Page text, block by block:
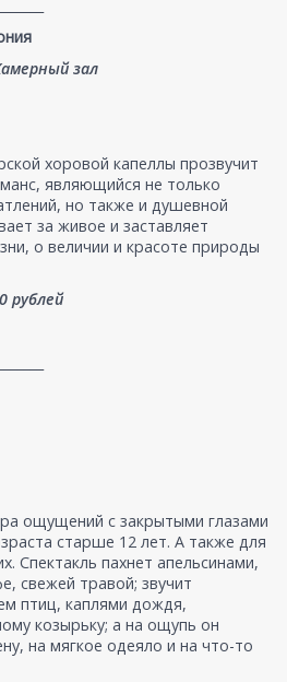
зал
хоровой капеллы прозвучит
являющийся не только
но также и душевной
за живое и заставляет
о величии и красоте природы
рублей
ощущений с закрытыми глазами
старше 12 лет. А также для
Спектакль пахнет апельсинами,
свежей травой; звучит
птиц, каплями дождя,
козырьку; а на ощупь он
на мягкое одеяло и на что-то